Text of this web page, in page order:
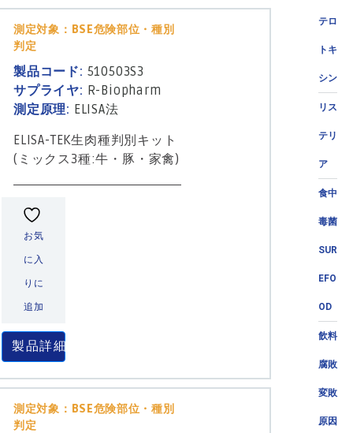
テロ
トキ
シン
リス
テリ
ア
食中
毒菌
SUR
EFO
OD
飲料
腐敗
変敗
原因
測定対象：BSE危険部位・種別
判定
製品コード: 510503S3
サプライヤ: R-Biopharm
測定原理: ELISA法
ELISA-TEK生肉種判別キット
(ミックス3種:牛・豚・家禽)
お気
に入
りに
追加
製品詳細
測定対象：BSE危険部位・種別
判定